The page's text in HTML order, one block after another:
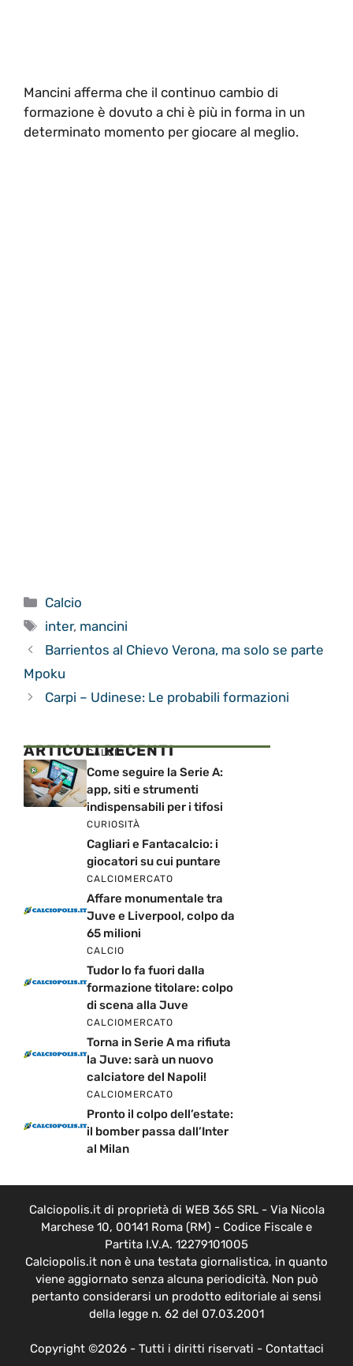
Mancini afferma che il continuo cambio di
formazione è dovuto a chi è più in forma in un
determinato momento per giocare al meglio.
Categorie
Calcio
Tag
inter, mancini
Barrientos al Chievo Verona, ma solo se parte
Mpoku
Carpi – Udinese: Le probabili formazioni
ARTICOLI RECENTI
CALCIO
Come seguire la Serie A:
app, siti e strumenti
indispensabili per i tifosi
CURIOSITÀ
Cagliari e Fantacalcio: i
giocatori su cui puntare
CALCIOMERCATO
Affare monumentale tra
Juve e Liverpool, colpo da
65 milioni
CALCIO
Tudor lo fa fuori dalla
formazione titolare: colpo
di scena alla Juve
CALCIOMERCATO
Torna in Serie A ma rifiuta
la Juve: sarà un nuovo
calciatore del Napoli!
CALCIOMERCATO
Pronto il colpo dell’estate:
il bomber passa dall’Inter
al Milan
Calciopolis.it di proprietà di WEB 365 SRL - Via Nicola
Marchese 10, 00141 Roma (RM) - Codice Fiscale e
Partita I.V.A. 12279101005
Calciopolis.it non è una testata giornalistica, in quanto
viene aggiornato senza alcuna periodicità. Non può
pertanto considerarsi un prodotto editoriale ai sensi
della legge n. 62 del 07.03.2001
Copyright ©2026 - Tutti i diritti riservati - Contattaci